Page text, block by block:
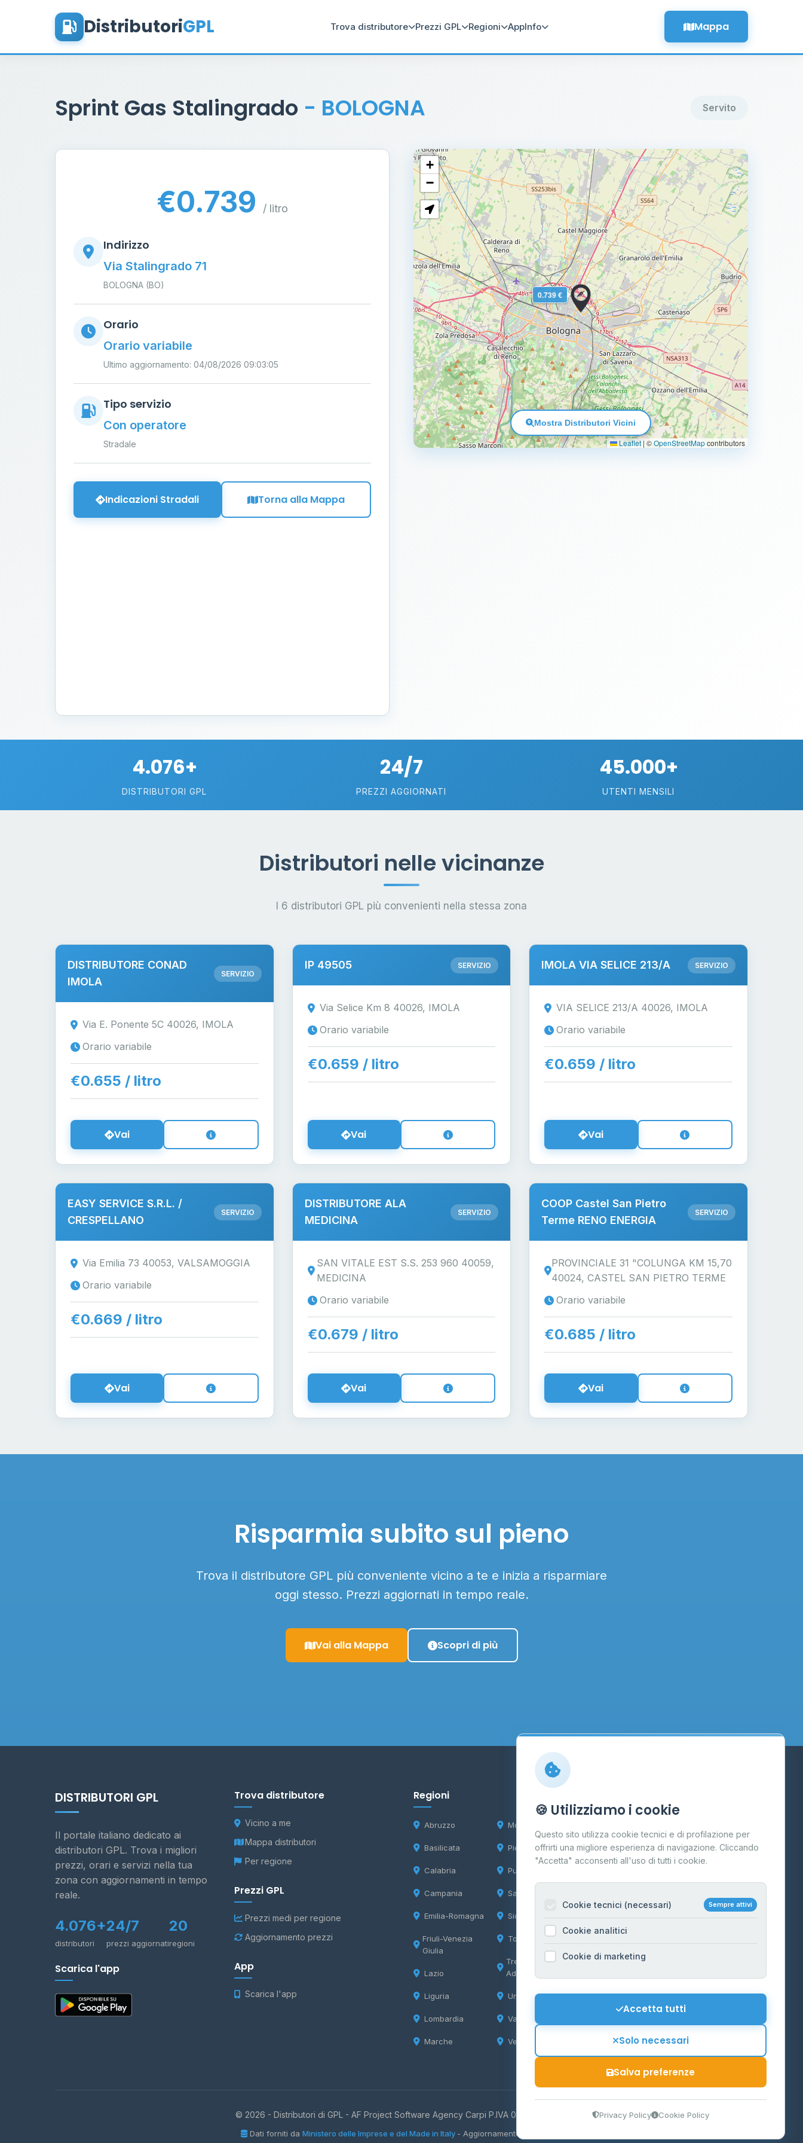
DistributoriGPL Trova distributore Prezzi GPL Regioni AppInfo Mappa
Sprint Gas Stalingrado - BOLOGNA Servito
€0.739 / litro
Indirizzo
Via Stalingrado 71
BOLOGNA (BO)
Orario
Orario variabile
Ultimo aggiornamento: 04/08/2026 09:03:05
Tipo servizio
Con operatore
Stradale
Indicazioni Stradali Torna alla Mappa
0.739 €
+
−
Leaflet | ©OpenStreetMapcontributors
Mostra Distributori Vicini
4.076+
DISTRIBUTORI GPL
24/7
PREZZI AGGIORNATI
45.000+
UTENTI MENSILI
Distributori nelle vicinanze
I 6 distributori GPL più convenienti nella stessa zona
DISTRIBUTORE CONAD
IMOLA
SERVIZIO
Via E. Ponente 5C 40026, IMOLA
Orario variabile
€0.655 / litro
Vai
IP 49505 SERVIZIO
Via Selice Km 8 40026, IMOLA
Orario variabile
€0.659 / litro
Vai
IMOLA VIA SELICE 213/A SERVIZIO
VIA SELICE 213/A 40026, IMOLA
Orario variabile
€0.659 / litro
Vai
EASY SERVICE S.R.L. /
CRESPELLANO
SERVIZIO
Via Emilia 73 40053, VALSAMOGGIA
Orario variabile
€0.669 / litro
Vai
DISTRIBUTORE ALA
MEDICINA
SERVIZIO
SAN VITALE EST S.S. 253 960 40059,
MEDICINA
Orario variabile
€0.679 / litro
Vai
COOP Castel San Pietro
Terme RENO ENERGIA
SERVIZIO
PROVINCIALE 31 "COLUNGA KM 15,70
40024, CASTEL SAN PIETRO TERME
Orario variabile
€0.685 / litro
Vai
Risparmia subito sul pieno
Trova il distributore GPL più conveniente vicino a te e inizia a risparmiare
oggi stesso. Prezzi aggiornati in tempo reale.
Vai alla Mappa Scopri di più
DISTRIBUTORI GPL
Il portale italiano dedicato ai
distributori GPL. Trova i migliori
prezzi, orari e servizi nella tua
zona con aggiornamenti in tempo
reale.
4.076+
distributori
24/7
prezzi aggiornati
20
regioni
Scarica l'app
Trova distributore
Vicino a me
Mappa distributori
Per regione
Prezzi GPL
Prezzi medi per regione
Aggiornamento prezzi
App
Scarica l'app
Regioni
Abruzzo
Basilicata
Calabria
Campania
Emilia-Romagna
Friuli-Venezia
Giulia
Lazio
Liguria
Lombardia
Marche
Molise
Piemonte
Puglia
Sardegna
Sicilia
Toscana
Trentino-Alto
Adige
Umbria
Valle d'Aosta
Veneto
Contatti
Per gestori
Informazioni legali
Privacy Policy
Cookie Policy
Mappa del sito
Contattaci
© 2026 - Distributori di GPL - AF Project Software Agency Carpi P.IVA 03859300364
Dati forniti da Ministero delle Imprese e del Made in Italy - Aggiornamento quotidiano
🍪 Utilizziamo i cookie
Questo sito utilizza cookie tecnici e di profilazione per
offrirti una migliore esperienza di navigazione. Cliccando
"Accetta" acconsenti all'uso di tutti i cookie.
Cookie tecnici (necessari) Sempre attivi
Cookie analitici
Cookie di marketing
Accetta tutti
Solo necessari
Salva preferenze
Privacy Policy Cookie Policy